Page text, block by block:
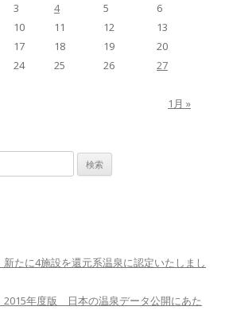
1月 »
3 4 5
6
10 11 12
13
17 18 19
20
24 25 26
27
たに4施設を還元系温泉に認定いたしまし
年度版 日本の温泉データ公開にあた